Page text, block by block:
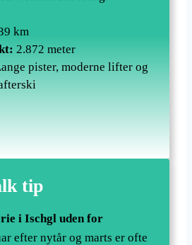
km
2.872 meter
pister, moderne lifter og
tip
i Ischgl uden for
efter nytår og marts er ofte